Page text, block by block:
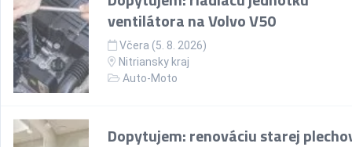
ventilátora na Volvo V50
Včera (5. 8. 2026)
Nitriansky kraj
Auto-Moto
Dopytujem: renováciu starej